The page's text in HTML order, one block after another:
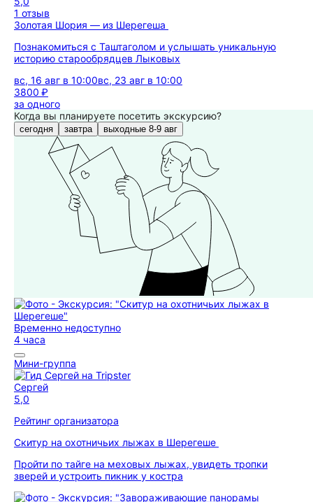
1 отзыв
Золотая Шория — из Шерегеша
Познакомиться с Таштаголом и услышать уникальную
историю старообрядцев Лыковых
вс, 16 авг в 10:00вс, 23 авг в 10:00
3800 ₽
за одного
Когда вы планируете посетить экскурсию?
сегодня завтра выходные 8-9 авг
Временно недоступно
4 часа
Мини-группа
Сергей
5,0
Рейтинг организатора
Скитур на охотничьих лыжах в Шерегеше
Пройти по тайге на меховых лыжах, увидеть тропки
зверей и устроить пикник у костра